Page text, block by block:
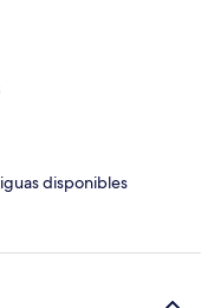
disponibles